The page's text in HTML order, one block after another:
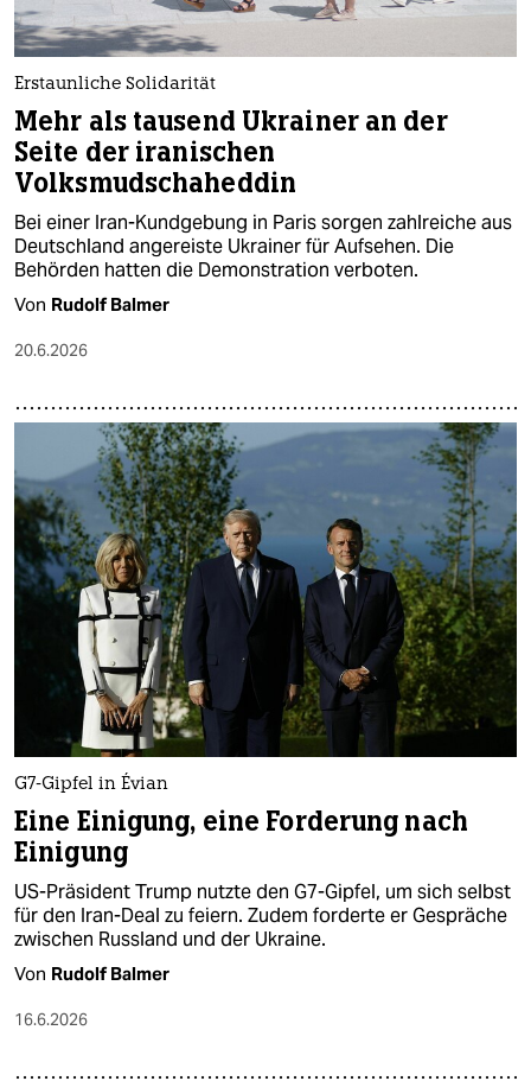
Erstaunliche Solidarität
Mehr als tausend Ukrainer an der
Seite der iranischen
Volksmudschaheddin
Bei einer Iran-Kundgebung in Paris sorgen zahlreiche aus
Deutschland angereiste Ukrainer für Aufsehen. Die
Behörden hatten die Demonstration verboten.
Von Rudolf Balmer
20.6.2026
G7-Gipfel in Évian
Eine Einigung, eine Forderung nach
Einigung
US-Präsident Trump nutzte den G7-Gipfel, um sich selbst
für den Iran-Deal zu feiern. Zudem forderte er Gespräche
zwischen Russland und der Ukraine.
Von Rudolf Balmer
16.6.2026